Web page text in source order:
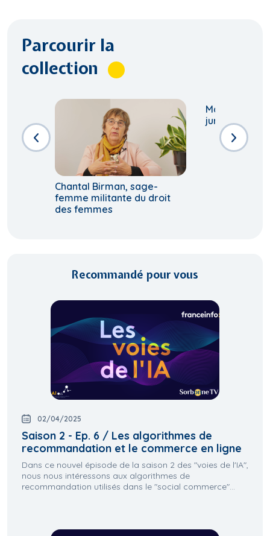
Parcourir la
collection
Chantal Birman, sage-
femme militante du droit
des femmes
Marie-
juriste et
Recommandé pour vous
02/04/2025
Saison 2 - Ep. 6 / Les algorithmes de
recommandation et le commerce en ligne
Dans ce nouvel épisode de la saison 2 des "voies de l'IA",
nous nous intéressons aux algorithmes de
recommandation utilisés dans le "social commerce"...